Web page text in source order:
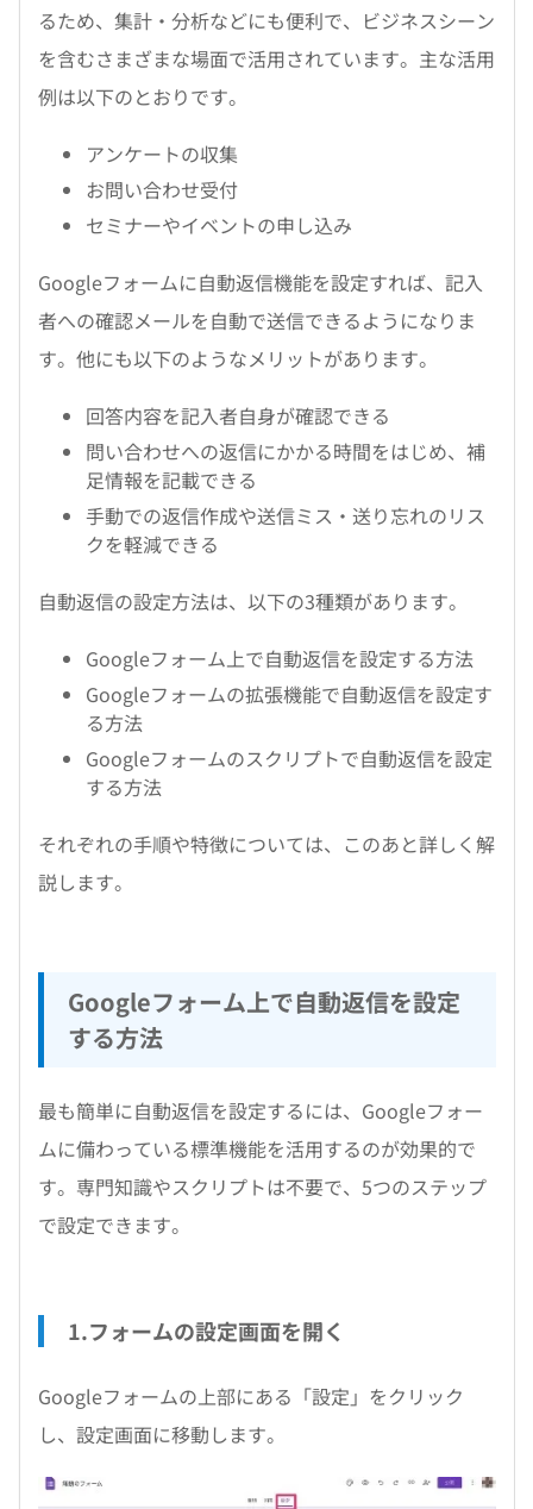
るため、集計・分析などにも便利で、ビジネスシーン
を含むさまざまな場面で活用されています。主な活用
例は以下のとおりです。
アンケートの収集
お問い合わせ受付
セミナーやイベントの申し込み
Googleフォームに自動返信機能を設定すれば、記入
者への確認メールを自動で送信できるようになりま
す。他にも以下のようなメリットがあります。
回答内容を記入者自身が確認できる
問い合わせへの返信にかかる時間をはじめ、補
足情報を記載できる
手動での返信作成や送信ミス・送り忘れのリス
クを軽減できる
自動返信の設定方法は、以下の3種類があります。
Googleフォーム上で自動返信を設定する方法
Googleフォームの拡張機能で自動返信を設定す
る方法
Googleフォームのスクリプトで自動返信を設定
する方法
それぞれの手順や特徴については、このあと詳しく解
説します。
Googleフォーム上で自動返信を設定
する方法
最も簡単に自動返信を設定するには、Googleフォー
ムに備わっている標準機能を活用するのが効果的で
す。専門知識やスクリプトは不要で、5つのステップ
で設定できます。
1.フォームの設定画面を開く
Googleフォームの上部にある「設定」をクリック
し、設定画面に移動します。